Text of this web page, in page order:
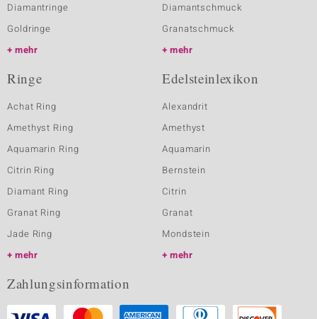
Diamantringe
Goldringe
mehr
Diamantschmuck
Granatschmuck
mehr
Ringe
Achat Ring
Amethyst Ring
Aquamarin Ring
Citrin Ring
Diamant Ring
Granat Ring
Jade Ring
mehr
Edelsteinlexikon
Alexandrit
Amethyst
Aquamarin
Bernstein
Citrin
Granat
Mondstein
mehr
Zahlungsinformation